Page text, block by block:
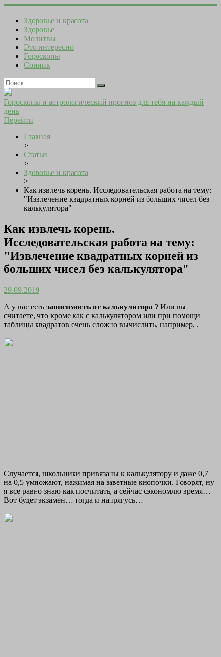
Здоровье и красота
Здоровье
Молитвы
Это интересно
Гороскопы
Сонник
Гороскопы и астрологический прогноз для тебя на каждый
день
Перейти
Главная
>
Статьи
>
Здоровье и красота
>
Как извлечь корень. Исследовательская работа на тему:
"Извлечение квадратных корней из больших чисел без
калькулятора"
Как извлечь корень.
Исследовательская работа на тему:
"Извлечение квадратных корней из
больших чисел без калькулятора"
29.09.2019
А у вас есть зависимость от калькулятора ? Или вы
считаете, что кроме как с калькулятором или при помощи
таблицы квадратов очень сложно вычислить, например, .
Случается, школьники привязаны к калькулятору и даже 0,7
на 0,5 умножают, нажимая на заветные кнопочки. Говорят, ну
я все равно знаю как посчитать, а сейчас сэкономлю время…
Вот будет экзамен… тогда и напрягусь…